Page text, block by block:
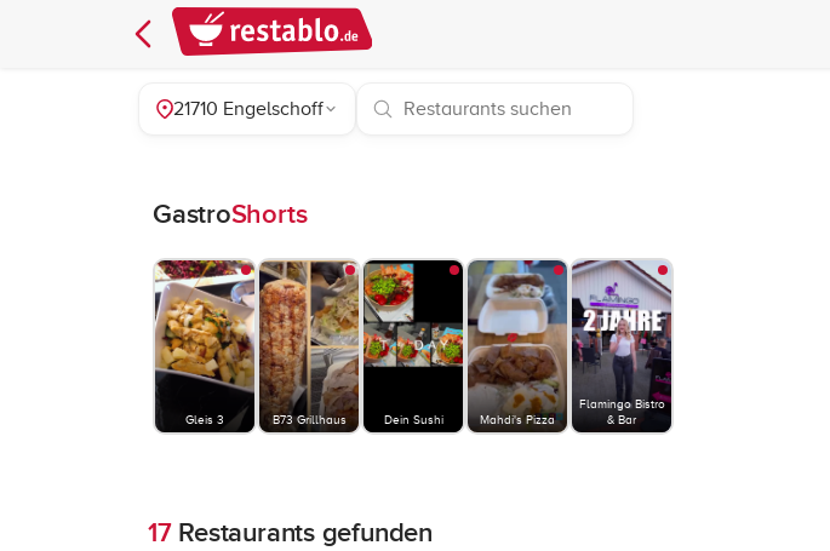
21710 Engelschoff
GastroShorts
Gleis 3 B73 Grillhaus Dein Sushi Mahdi's Pizza
Flamingo Bistro
& Bar
17Restaurants gefunden